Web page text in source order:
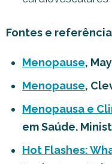
Fontes e
Menopause,
Menopause,
Menopausa e
em Saúde.
Hot Flashes: